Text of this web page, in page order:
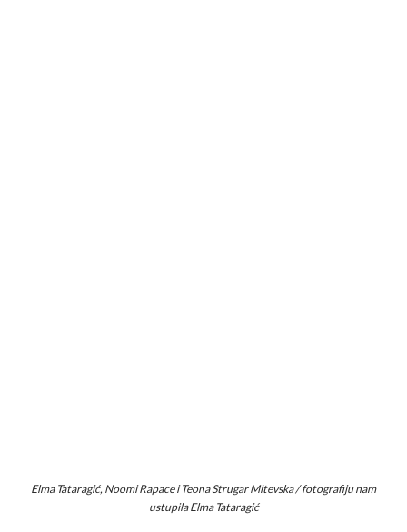
Elma Tataragić, Noomi Rapace i Teona Strugar Mitevska / fotografiju nam
ustupila Elma Tataragić